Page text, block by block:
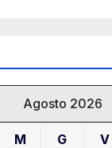
Agosto 2026
M G V